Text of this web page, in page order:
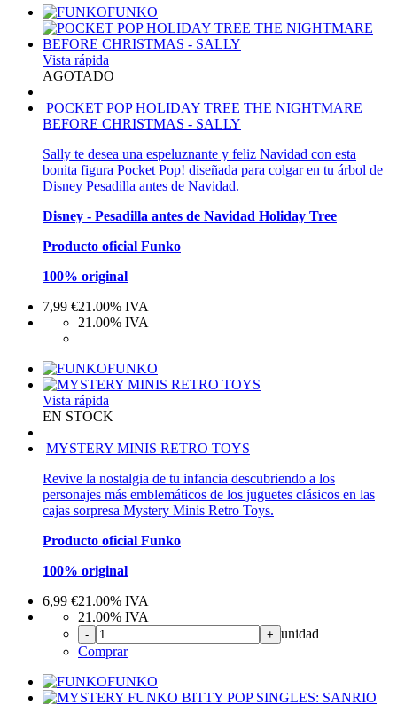
FUNKO
Vista rápida
AGOTADO
POCKET POP HOLIDAY TREE THE NIGHTMARE
BEFORE CHRISTMAS - SALLY
Sally te desea una espeluznante y feliz Navidad con esta
bonita figura Pocket Pop! diseñada para colgar en tu árbol de
Disney Pesadilla antes de Navidad.
Disney - Pesadilla antes de Navidad Holiday Tree
Producto oficial Funko
100% original
7,99 €21.00% IVA
21.00% IVA
FUNKO
Vista rápida
EN STOCK
MYSTERY MINIS RETRO TOYS
Revive la nostalgia de tu infancia descubriendo a los
personajes más emblemáticos de los juguetes clásicos en las
cajas sorpresa Mystery Minis Retro Toys.
Producto oficial Funko
100% original
6,99 €21.00% IVA
21.00% IVA
- + unidad
Comprar
FUNKO